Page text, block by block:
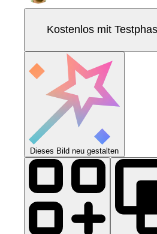
Kostenlos mit
Dieses Bild neu gestalten